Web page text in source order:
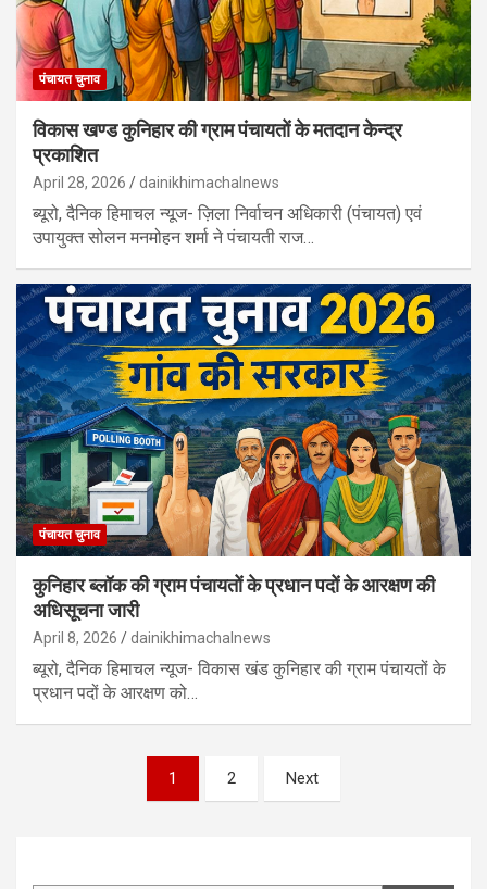
पंचायत चुनाव
विकास खण्ड कुनिहार की ग्राम पंचायतों के मतदान केन्द्र
प्रकाशित
April 28, 2026 dainikhimachalnews
ब्यूरो, दैनिक हिमाचल न्यूज- ज़िला निर्वाचन अधिकारी (पंचायत) एवं
उपायुक्त सोलन मनमोहन शर्मा ने पंचायती राज…
पंचायत चुनाव
कुनिहार ब्लॉक की ग्राम पंचायतों के प्रधान पदों के आरक्षण की
अधिसूचना जारी
April 8, 2026 dainikhimachalnews
ब्यूरो, दैनिक हिमाचल न्यूज- विकास खंड कुनिहार की ग्राम पंचायतों के
प्रधान पदों के आरक्षण को…
1 2 Next